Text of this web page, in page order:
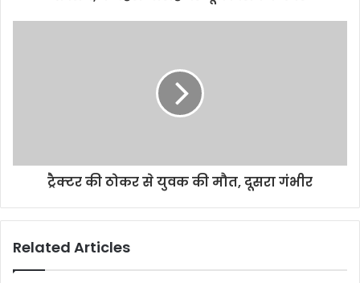
ट्रैक्टर की ठोकर से युवक की मौत, दूसरा गंभीर
Related Articles